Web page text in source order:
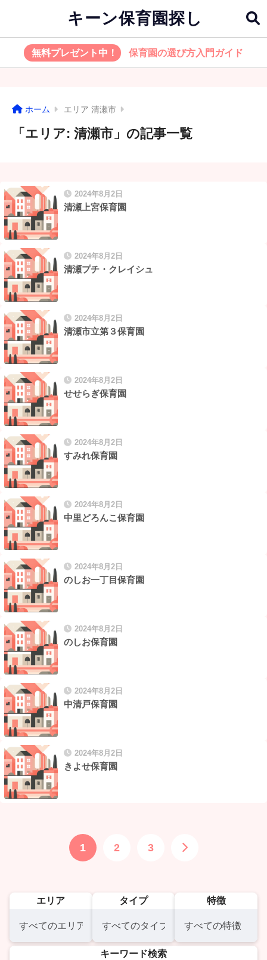
キーン保育園探し
無料プレゼント中！ 保育園の選び方入門ガイド
ホーム エリア 清瀬市
「エリア: 清瀬市 」の記事一覧
2024年8月2日
清瀬上宮保育園
2024年8月2日
清瀬プチ・クレイシュ
2024年8月2日
清瀬市立第３保育園
2024年8月2日
せせらぎ保育園
2024年8月2日
すみれ保育園
2024年8月2日
中里どろんこ保育園
2024年8月2日
のしお一丁目保育園
2024年8月2日
のしお保育園
2024年8月2日
中清戸保育園
2024年8月2日
きよせ保育園
1 2 3
エリア タイプ 特徴
キーワード検索